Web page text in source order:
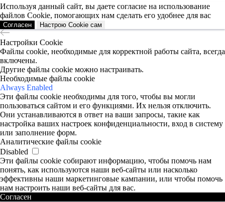
Используя данный сайт, вы даете согласие на использование
файлов Cookie, помогающих нам сделать его удобнее для вас
Согласен Настрою Cookie сам
Настройки Cookie
Файлы cookie, необходимые для корректной работы сайта, всегда
включены.
Другие файлы cookie можно настраивать.
Необходимые файлы cookie
Always Enabled
Эти файлы cookie необходимы для того, чтобы вы могли
пользоваться сайтом и его функциями. Их нельзя отключить.
Они устанавливаются в ответ на ваши запросы, такие как
настройка ваших настроек конфиденциальности, вход в систему
или заполнение форм.
Аналитические файлы cookie
Disabled
Эти файлы cookie собирают информацию, чтобы помочь нам
понять, как используются наши веб-сайты или насколько
эффективны наши маркетинговые кампании, или чтобы помочь
нам настроить наши веб-сайты для вас.
Согласен